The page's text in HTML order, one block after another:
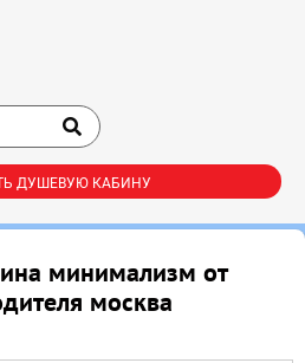
ДУШЕВУЮ КАБИНУ
минимализм от
москва